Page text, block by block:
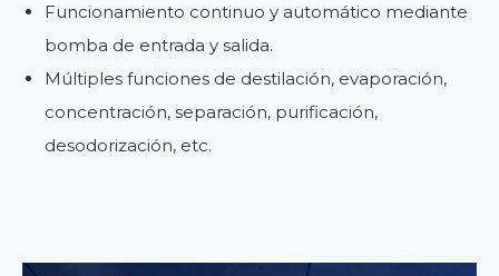
Funcionamiento continuo y automático mediante
bomba de entrada y salida.
Múltiples funciones de destilación, evaporación,
concentración, separación, purificación,
desodorización, etc.